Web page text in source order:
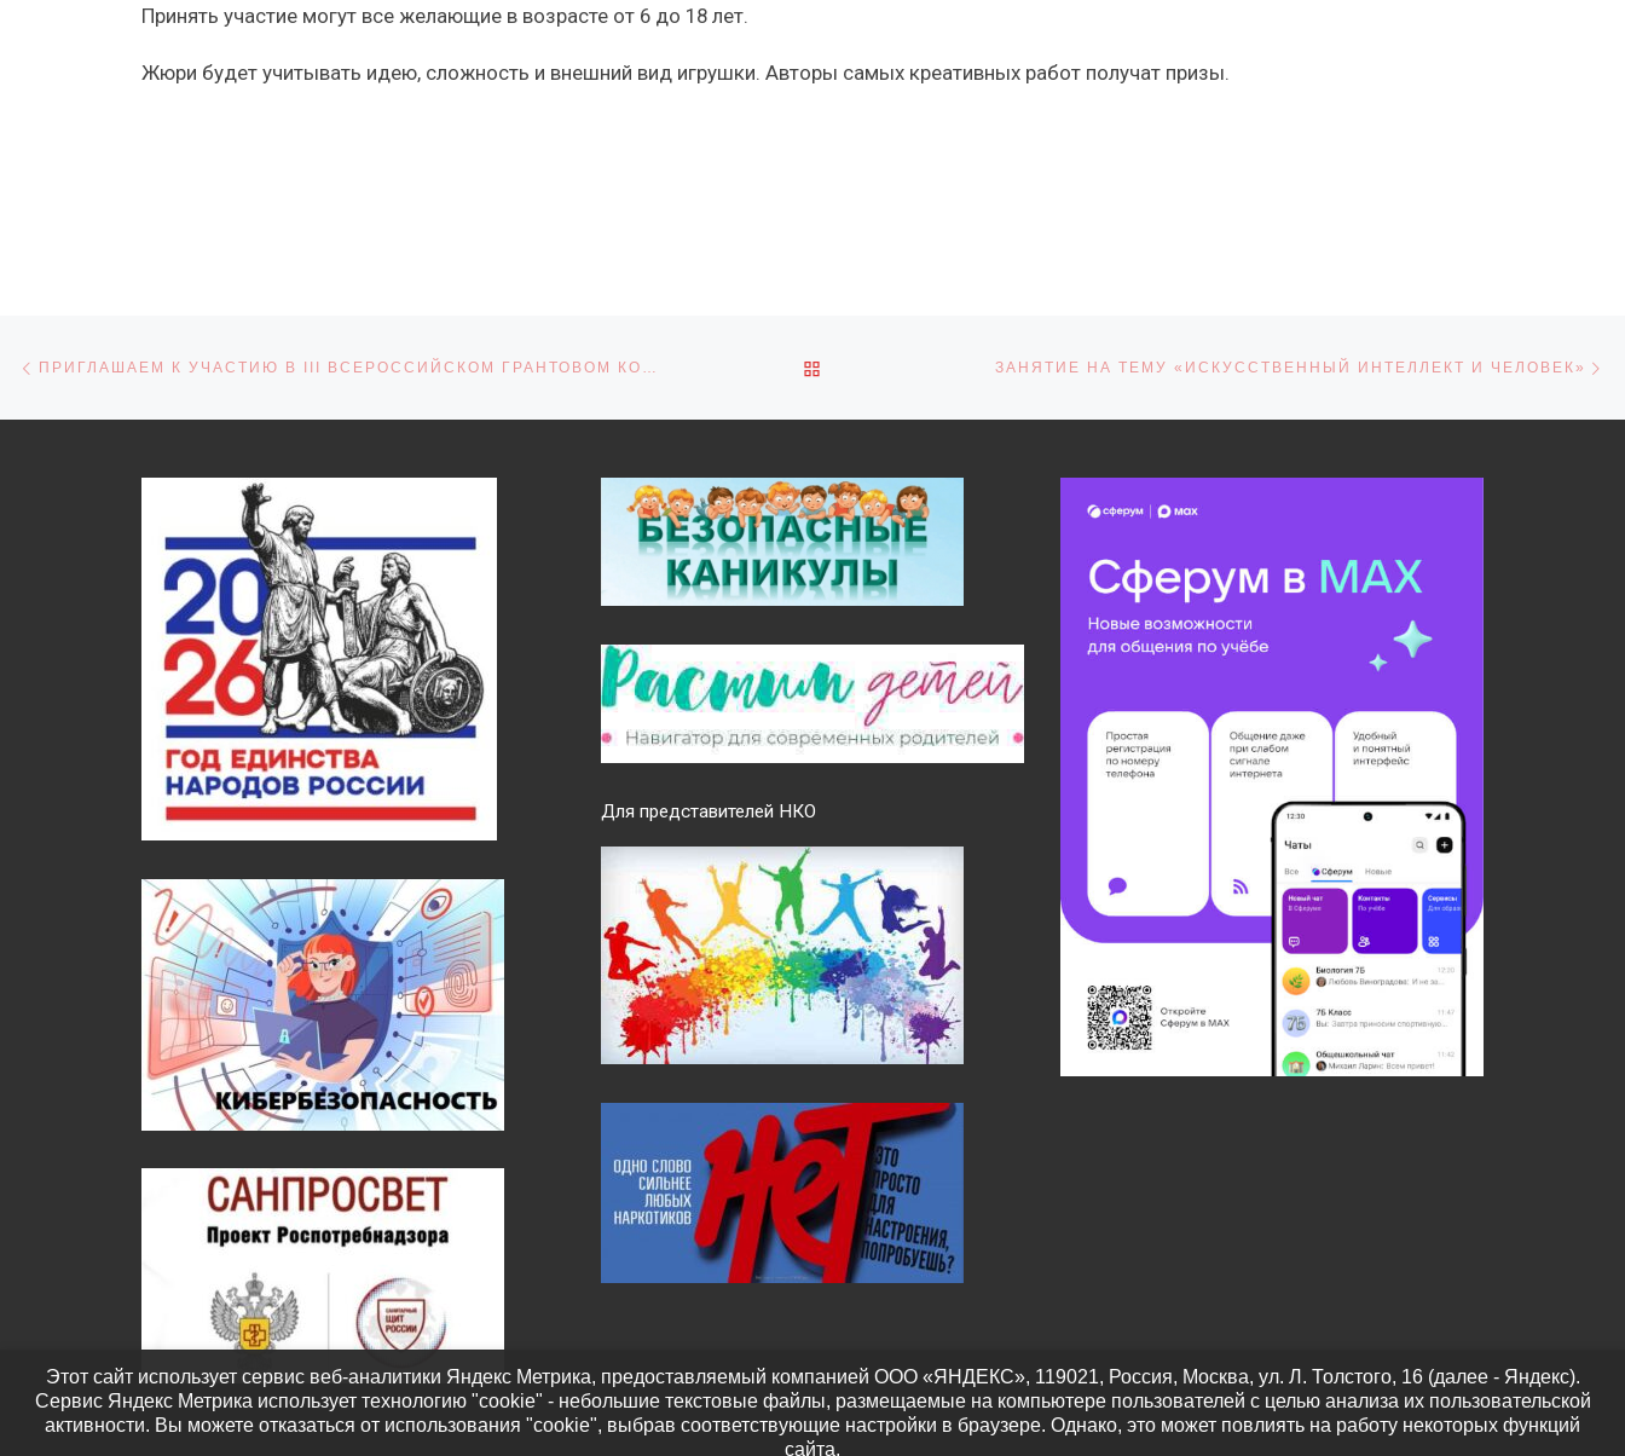
Принять участие могут все желающие в возрасте от 6 до 18 лет.
Жюри будет учитывать идею, сложность и внешний вид игрушки. Авторы самых креативных работ получат призы.
Навигация по записям ОБРАТНО К СПИСКУ ЗАПИСЕЙЗАНЯТИЕ НА ТЕМУ «ИСКУССТВЕННЫЙ ИНТЕЛЛЕКТ И ЧЕЛОВЕК»
Для представителей НКО
Этот сайт использует сервис веб-аналитики Яндекс Метрика, предоставляемый компанией ООО «ЯНДЕКС», 119021, Россия, Москва, ул. Л. Толстого, 16 (далее - Яндекс).
Сервис Яндекс Метрика использует технологию "cookie" - небольшие текстовые файлы, размещаемые на компьютере пользователей с целью анализа их пользовательской
активности. Вы можете отказаться от использования "cookie", выбрав соответствующие настройки в браузере. Однако, это может повлиять на работу некоторых функций
сайта.